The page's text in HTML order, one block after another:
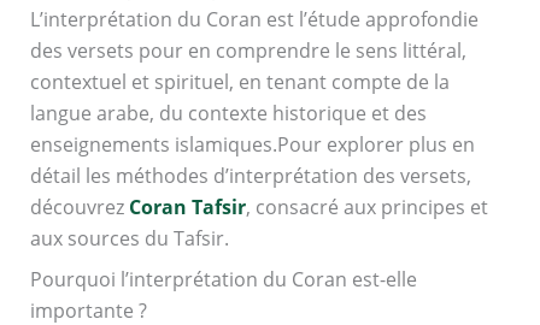
L’interprétation du Coran est l’étude approfondie
des versets pour en comprendre le sens littéral,
contextuel et spirituel, en tenant compte de la
langue arabe, du contexte historique et des
enseignements islamiques.Pour explorer plus en
détail les méthodes d’interprétation des versets,
découvrez Coran Tafsir, consacré aux principes et
aux sources du Tafsir.
Pourquoi l’interprétation du Coran est-elle
importante ?